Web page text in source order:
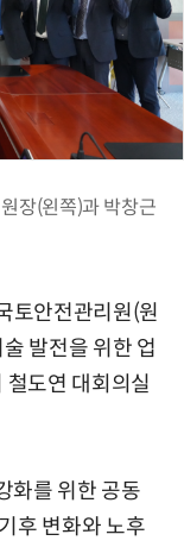
장(왼쪽)과 박창근
토안전관리원(원
발전을 위한 업
도연 대회의실
화를 위한 공동
후 변화와 노후